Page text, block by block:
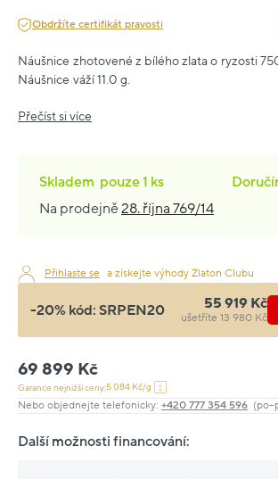
Obdržíte certifikát pravosti
Náušnice zhotovené z bílého zlata o ryzosti
Náušnice váží 11.0 g.
Přečíst si více
Skladem pouze1 ks
Na prodejně28. října 769/14
Přihlaste se a získejte výhody Zlaton Clubu
-20% kód: SRPEN20 55 919 Kč
ušetříte 13 980 Kč
69 899 Kč
Garance nejnižší ceny:5 084 Kč/g
Nebo objednejte telefonicky: +420 777 354 596
Další možnosti financování: